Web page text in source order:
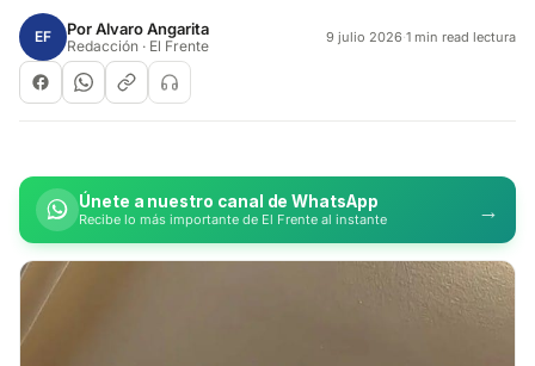
EF PorAlvaro Angarita
Redacción · El Frente 9 julio 2026·1 min read lectura
Únete a nuestro canal de WhatsApp
Recibe lo más importante de El Frente al instante →